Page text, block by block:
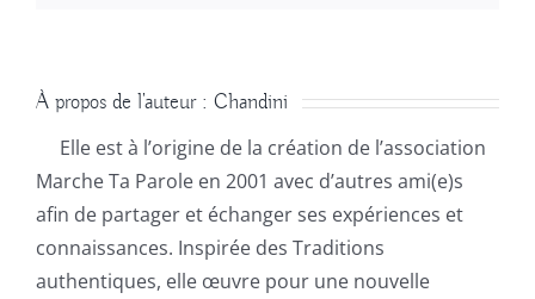
À propos de l'auteur : Chandini
Elle est à l’origine de la création de l’association
Marche Ta Parole en 2001 avec d’autres ami(e)s
afin de partager et échanger ses expériences et
connaissances. Inspirée des Traditions
authentiques, elle œuvre pour une nouvelle